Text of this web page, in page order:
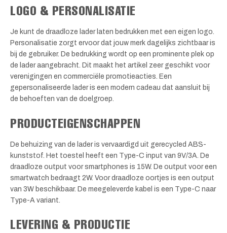
LOGO & PERSONALISATIE
Je kunt de draadloze lader laten bedrukken met een eigen logo.
Personalisatie zorgt ervoor dat jouw merk dagelijks zichtbaar is
bij de gebruiker. De bedrukking wordt op een prominente plek op
de lader aangebracht. Dit maakt het artikel zeer geschikt voor
verenigingen en commerciële promotieacties. Een
gepersonaliseerde lader is een modern cadeau dat aansluit bij
de behoeften van de doelgroep.
PRODUCTEIGENSCHAPPEN
De behuizing van de lader is vervaardigd uit gerecycled ABS-
kunststof. Het toestel heeft een Type-C input van 9V/3A. De
draadloze output voor smartphones is 15W. De output voor een
smartwatch bedraagt 2W. Voor draadloze oortjes is een output
van 3W beschikbaar. De meegeleverde kabel is een Type-C naar
Type-A variant.
LEVERING & PRODUCTIE